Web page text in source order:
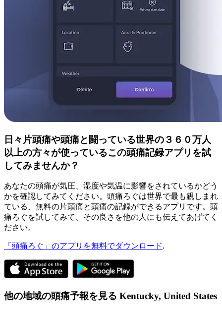
日々片頭痛や頭痛と闘っている世界の３６０万人
以上の方々が使っているこの頭痛記録アプリを試
してみませんか？
あなたの頭痛が気圧、湿度や気温に影響をされているかどう
かを確認してみてください。頭痛ろぐは世界で最も親しまれ
ている、無料の片頭痛と頭痛の記録ができるアプリです。頭
痛ろぐを試してみて、その良さを他の人にも伝えてあげてく
ださい。
「頭痛ろぐ」のアプリを無料でダウンロード.
他の地域の頭痛予報を見る Kentucky, United States